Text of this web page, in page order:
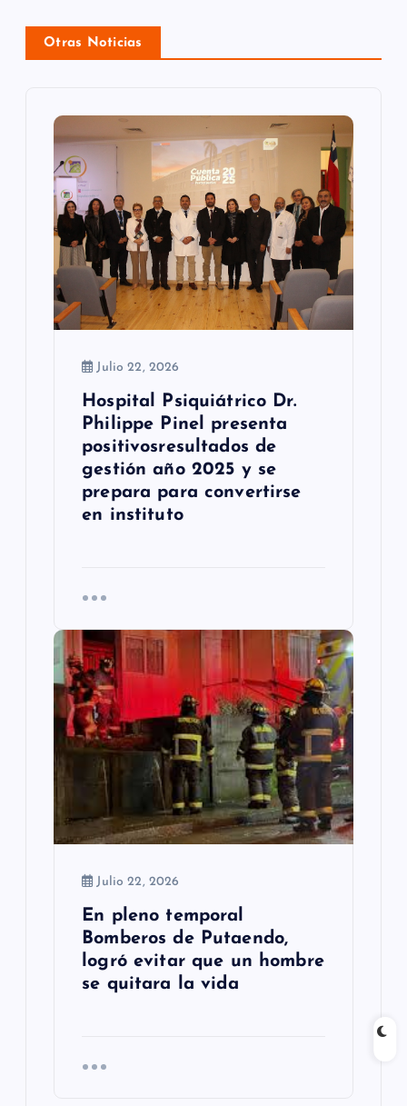
ó
n
Otras Noticias
Julio 22, 2026
Hospital Psiquiátrico Dr.
Philippe Pinel presenta
positivosresultados de
gestión año 2025 y se
prepara para convertirse
en instituto
Julio 22, 2026
En pleno temporal
Bomberos de Putaendo,
logró evitar que un hombre
se quitara la vida